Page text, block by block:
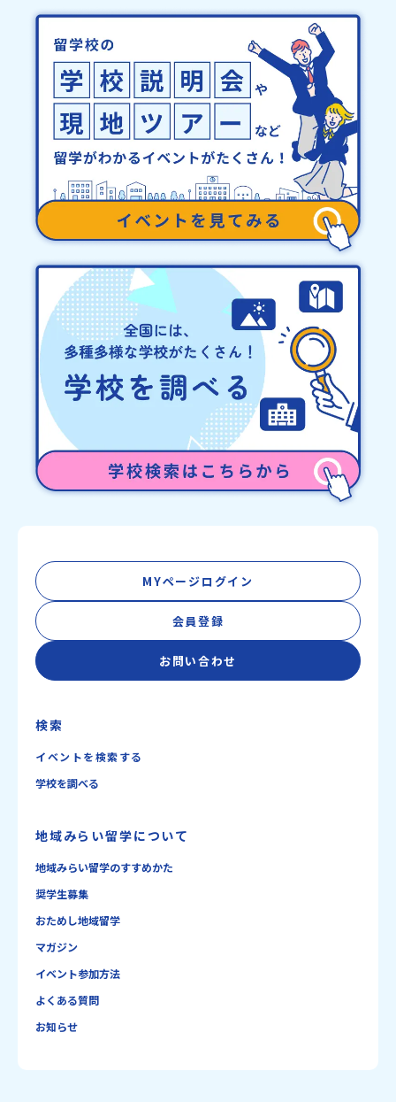
す。ご了承ください。プログラム開催日の前日＜8月3日＞から、
【キャンセルのご連絡日：お支払いいただく旅行代金】・21日目に
あたる日以前：無料・20日目-8日目：20％・7日目-2日目：30％・
プログラム開始日の前日：40％・プログラム開始日当日：50％・ご
連絡無しでの不参加またはプログラム開始後の解除：100％・催行中
止について天候などの状況等によって開催を見合わせる可能性があ
ります。その場合は原則、開催日1週間前までにご連絡いたします。
又、最少催行人数に達しなかった場合は、開催日3週間前までに催行
中止の旨をメールにてご連絡いたします。・よくあるご質問その
他、よくあるご質問についてはこちらをご確認ください。運営団体
について＜プログラム主催：一般財団法人地域・教育魅力化プラッ
トフォーム＞「意志ある若者にあふれる持続可能な地域・社会をつ
くる」というビジョンを掲げ、2017年3月に島根県に設立した教育
事業団体です。日本全国約200の高校と連携しながら、中学卒業後に
地域の枠を越えて生徒一人ひとりの夢や価値観に合った地域・学校
で1〜3年間過ごすことができるシステム「地域みらい留学」をはじ
めとした、教育事業や地域活性モデルをつくり続けています。名
称：一般財団法人地域・教育魅力化プラットフォーム設 立：2017
年3月代表者：岩本 悠所在地：〒690-0842 島根県松江市東本町二
丁目25-6 みらいBASE2階 その他所在地公式HP：http://c-
platform.or.jp/お問い合わせ先担当：小川・小原E-mail：
info@miratabi.jp「おためし地域留学体験」のプログラム開催情報
を公式LINEにて配信中！ぜひご登録ください♪地域みらい留学公式
LINE
MYページログイン
会員登録
お問い合わせ
検索
イベントを検索する
学校を調べる
地域みらい留学について
地域みらい留学のすすめかた
奨学生募集
おためし地域留学
マガジン
イベント参加方法
よくある質問
お知らせ